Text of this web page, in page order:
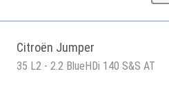
Citroën Jumper
35 L2 - 2.2 BlueHDi 140 S&S AT